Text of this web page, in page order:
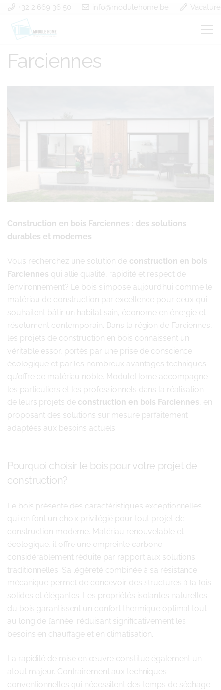
+32 2 669 36 50 info@modulehome.be
Construction en bois
Farciennes
Construction en bois Farciennes : des solutions
durables et modernes
Vous recherchez une solution de construction en bois
Farciennes qui allie qualité, rapidité et respect de
l’environnement? Le bois s’impose aujourd’hui comme le
matériau de construction par excellence pour ceux qui
souhaitent bâtir un habitat sain, économe en énergie et
résolument contemporain. Dans la région de Farciennes,
les projets de construction en bois connaissent un
véritable essor, portés par une prise de conscience
écologique et par les nombreux avantages techniques
qu’offre ce matériau noble. ModuleHome accompagne
les particuliers et les professionnels dans la réalisation
de leurs projets de construction en bois Farciennes , en
proposant des solutions sur mesure parfaitement
adaptées aux besoins actuels.
Pourquoi choisir le bois pour votre projet de
construction?
Le bois présente des caractéristiques exceptionnelles
qui en font un choix privilégié pour tout projet de
construction moderne. Matériau renouvelable et
écologique, il offre une empreinte carbone
considérablement réduite par rapport aux solutions
traditionnelles. Sa légèreté combinée à sa résistance
mécanique permet de concevoir des structures à la fois
solides et élégantes. Les propriétés isolantes naturelles
du bois garantissent un confort thermique optimal tout
au long de l’année, réduisant significativement les
besoins en chauffage et en climatisation.
La rapidité de mise en œuvre constitue également un
atout majeur. Contrairement aux techniques
conventionnelles qui nécessitent des temps de séchage